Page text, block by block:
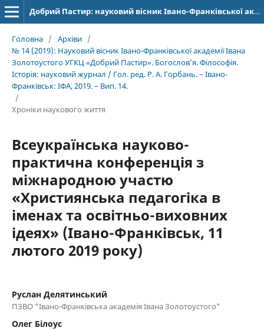
Добрий Пастир: науковий вісник Івано-Франківської академії Івана Золотоустого. Богослов’я. Філософія. Історія
Головна / Архіви /
№ 14 (2019): Науковий вісник Івано-Франківської академії Івана
Золотоустого УГКЦ «Добрий Пастир». Богослов’я. Філософія.
Історія: науковий журнал / Гол. ред. Р. А. Горбань. – Івано-
Франківськ: ІФА, 2019. – Вип. 14.
/
Хроніки наукового життя
Всеукраїнська науково-
практична конференція з
міжнародною участю
«Християнська педагогіка в
іменах та освітньо-виховних
ідеях» (Івано-Франківськ, 11
лютого 2019 року)
Руслан Делятинський
ПЗВО "Івано-Франківська академія Івана Золотоустого"
Олег Білоус